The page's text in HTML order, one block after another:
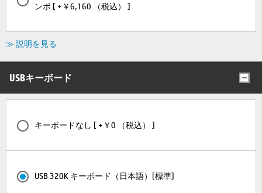
ンボ [ +￥6,160 （税込） ]
≫ 説明を見る
USBキーボード
キーボードなし [ +￥0 （税込） ]
USB 320K キーボード（日本語）[標準]